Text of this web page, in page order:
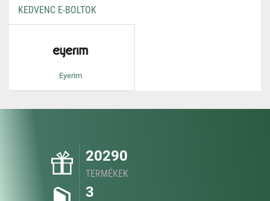
KEDVENC E-BOLTOK
Eyerim
20290
TERMÉKEK
3